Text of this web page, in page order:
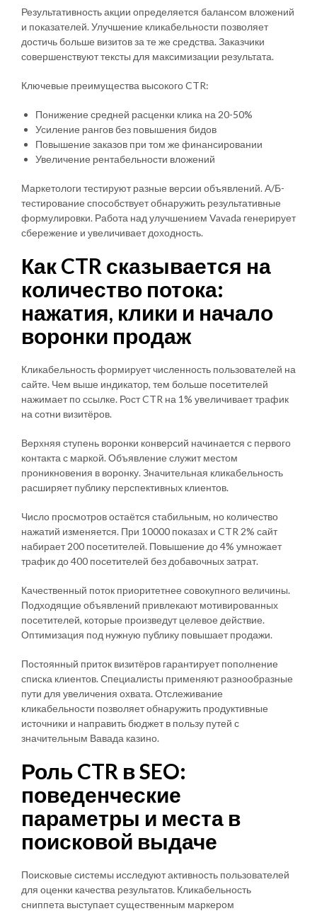
Результативность акции определяется балансом вложений
и показателей. Улучшение кликабельности позволяет
достичь больше визитов за те же средства. Заказчики
совершенствуют тексты для максимизации результата.
Ключевые преимущества высокого CTR:
Понижение средней расценки клика на 20-50%
Усиление рангов без повышения бидов
Повышение заказов при том же финансировании
Увеличение рентабельности вложений
Маркетологи тестируют разные версии объявлений. А/Б-
тестирование способствует обнаружить результативные
формулировки. Работа над улучшением Vavada генерирует
сбережение и увеличивает доходность.
Как CTR сказывается на
количество потока:
нажатия, клики и начало
воронки продаж
Кликабельность формирует численность пользователей на
сайте. Чем выше индикатор, тем больше посетителей
нажимает по ссылке. Рост CTR на 1% увеличивает трафик
на сотни визитёров.
Верхняя ступень воронки конверсий начинается с первого
контакта с маркой. Объявление служит местом
проникновения в воронку. Значительная кликабельность
расширяет публику перспективных клиентов.
Число просмотров остаётся стабильным, но количество
нажатий изменяется. При 10000 показах и CTR 2% сайт
набирает 200 посетителей. Повышение до 4% умножает
трафик до 400 посетителей без добавочных затрат.
Качественный поток приоритетнее совокупного величины.
Подходящие объявлений привлекают мотивированных
посетителей, которые произведут целевое действие.
Оптимизация под нужную публику повышает продажи.
Постоянный приток визитёров гарантирует пополнение
списка клиентов. Специалисты применяют разнообразные
пути для увеличения охвата. Отслеживание
кликабельности позволяет обнаружить продуктивные
источники и направить бюджет в пользу путей с
значительным Вавада казино.
Роль CTR в SEO:
поведенческие
параметры и места в
поисковой выдаче
Поисковые системы исследуют активность пользователей
для оценки качества результатов. Кликабельность
сниппета выступает существенным маркером